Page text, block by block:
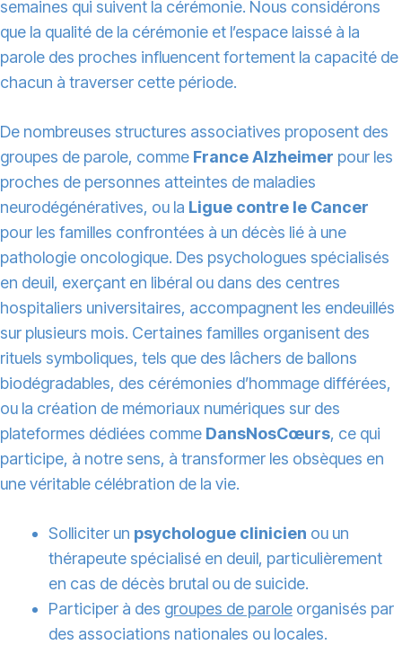
semaines qui suivent la cérémonie. Nous considérons
que la qualité de la cérémonie et l’espace laissé à la
parole des proches influencent fortement la capacité de
chacun à traverser cette période.
De nombreuses structures associatives proposent des
groupes de parole, comme France Alzheimer pour les
proches de personnes atteintes de maladies
neurodégénératives, ou la Ligue contre le Cancer
pour les familles confrontées à un décès lié à une
pathologie oncologique. Des psychologues spécialisés
en deuil, exerçant en libéral ou dans des centres
hospitaliers universitaires, accompagnent les endeuillés
sur plusieurs mois. Certaines familles organisent des
rituels symboliques, tels que des lâchers de ballons
biodégradables, des cérémonies d’hommage différées,
ou la création de mémoriaux numériques sur des
plateformes dédiées comme DansNosCœurs, ce qui
participe, à notre sens, à transformer les obsèques en
une véritable célébration de la vie.
Solliciter un psychologue clinicien ou un
thérapeute spécialisé en deuil, particulièrement
en cas de décès brutal ou de suicide.
Participer à des groupes de parole organisés par
des associations nationales ou locales.